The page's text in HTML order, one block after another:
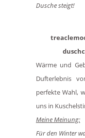
Dusche steigt!
Wärme und
Dufterlebnis
perfekte Wahl,
uns in
Meine Meinung:
Für den Winter